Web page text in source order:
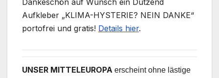
Dankeschön auf Wunsch ein Dutzend
Aufkleber „KLIMA-HYSTERIE? NEIN DANKE“
portofrei und gratis! Details hier.
UNSER MITTELEUROPA erscheint ohne lästige